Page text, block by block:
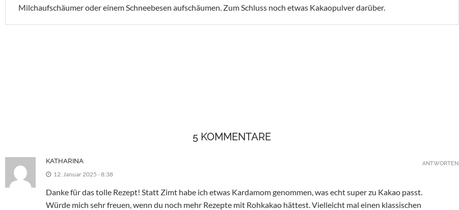
Milchaufschäumer oder einem Schneebesen aufschäumen. Zum Schluss noch etwas Kakaopulver darüber.
5 KOMMENTARE
KATHARINA
12. Januar 2025 - 8:38
Danke für das tolle Rezept! Statt Zimt habe ich etwas Kardamom genommen, was echt super zu Kakao passt.
Würde mich sehr freuen, wenn du noch mehr Rezepte mit Rohkakao hättest. Vielleicht mal einen klassischen
ANTWORTEN